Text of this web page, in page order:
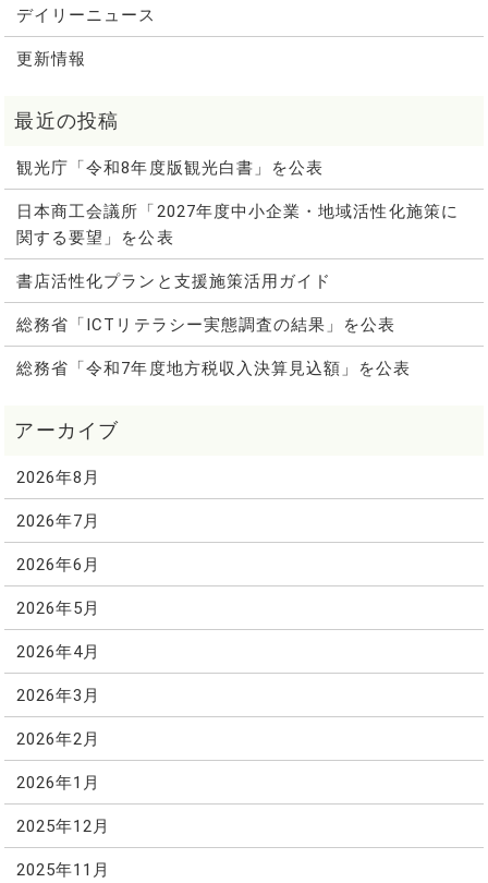
デイリーニュース
更新情報
観光庁「令和8年度版観光白書」を公表
日本商工会議所「2027年度中小企業・地域活性化施策に
関する要望」を公表
書店活性化プランと支援施策活用ガイド
総務省「ICTリテラシー実態調査の結果」を公表
総務省「令和7年度地方税収入決算見込額」を公表
2026年8月
2026年7月
2026年6月
2026年5月
2026年4月
2026年3月
2026年2月
2026年1月
2025年12月
2025年11月